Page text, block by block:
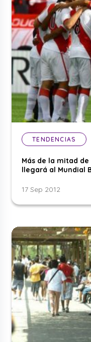
TENDENCIAS
Más de la mitad
llegará al Mundial
17 Sep 2012